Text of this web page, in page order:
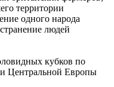
территории
одного народа
людей